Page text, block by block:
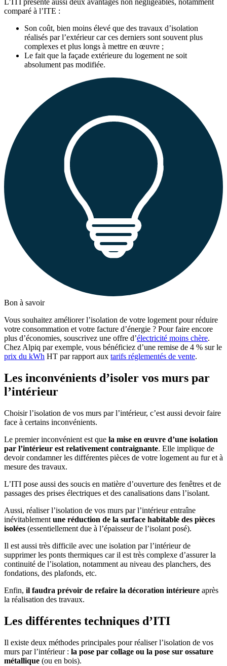
L’ITI présente aussi deux avantages non négligeables, notamment
comparé à l’ITE :
Son coût, bien moins élevé que des travaux d’isolation
réalisés par l’extérieur car ces derniers sont souvent plus
complexes et plus longs à mettre en œuvre ;
Le fait que la façade extérieure du logement ne soit
absolument pas modifiée.
Bon à savoir
Vous souhaitez améliorer l’isolation de votre logement pour réduire
votre consommation et votre facture d’énergie ? Pour faire encore
plus d’économies, souscrivez une offre d’électricité moins chère.
Chez Alpiq par exemple, vous bénéficiez d’une remise de 4 % sur le
prix du kWh HT par rapport aux tarifs réglementés de vente.
Les inconvénients d’isoler vos murs par
l’intérieur
Choisir l’isolation de vos murs par l’intérieur, c’est aussi devoir faire
face à certains inconvénients.
Le premier inconvénient est que la mise en œuvre d’une isolation
par l’intérieur est relativement contraignante. Elle implique de
devoir condamner les différentes pièces de votre logement au fur et à
mesure des travaux.
L’ITI pose aussi des soucis en matière d’ouverture des fenêtres et de
passages des prises électriques et des canalisations dans l’isolant.
Aussi, réaliser l’isolation de vos murs par l’intérieur entraîne
inévitablement une réduction de la surface habitable des pièces
isolées (essentiellement due à l’épaisseur de l’isolant posé).
Il est aussi très difficile avec une isolation par l’intérieur de
supprimer les ponts thermiques car il est très complexe d’assurer la
continuité de l’isolation, notamment au niveau des planchers, des
fondations, des plafonds, etc.
Enfin, il faudra prévoir de refaire la décoration intérieure après
la réalisation des travaux.
Les différentes techniques d’ITI
Il existe deux méthodes principales pour réaliser l’isolation de vos
murs par l’intérieur : la pose par collage ou la pose sur ossature
métallique (ou en bois).